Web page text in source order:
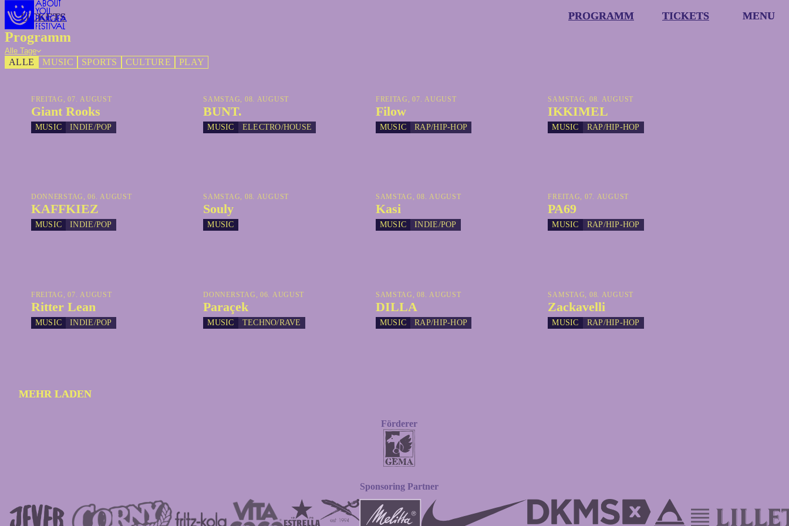
PROGRAMM
PROGRAMM TICKETS
TICKETS MENU
MENU
TICKETS
TICKETS
Programm
Alle Tage
ALLE MUSIC SPORTS CULTURE PLAY
FREITAG, 07. AUGUST
Giant Rooks
MUSIC INDIE/POP
SAMSTAG, 08. AUGUST
BUNT.
MUSIC ELECTRO/HOUSE
FREITAG, 07. AUGUST
Filow
MUSIC RAP/HIP-HOP
SAMSTAG, 08. AUGUST
IKKIMEL
MUSIC RAP/HIP-HOP
DONNERSTAG, 06. AUGUST
KAFFKIEZ
MUSIC INDIE/POP
SAMSTAG, 08. AUGUST
Souly
MUSIC
SAMSTAG, 08. AUGUST
Kasi
MUSIC INDIE/POP
FREITAG, 07. AUGUST
PA69
MUSIC RAP/HIP-HOP
FREITAG, 07. AUGUST
Ritter Lean
MUSIC INDIE/POP
DONNERSTAG, 06. AUGUST
Paraçek
MUSIC TECHNO/RAVE
SAMSTAG, 08. AUGUST
DILLA
MUSIC RAP/HIP-HOP
SAMSTAG, 08. AUGUST
Zackavelli
MUSIC RAP/HIP-HOP
MEHR LADEN
MEHR LADEN
Förderer
Sponsoring Partner